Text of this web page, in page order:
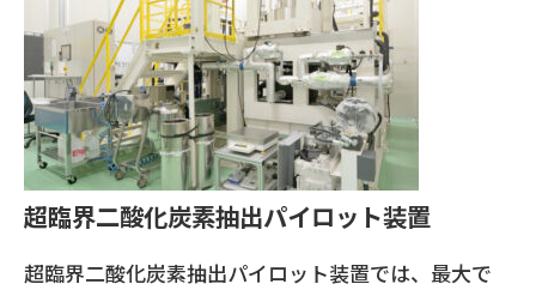
超臨界二酸化炭素抽出パイロット装置
超臨界二酸化炭素抽出パイロット装置では、最大で